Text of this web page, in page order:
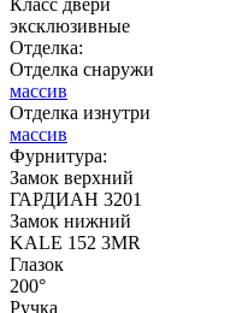
эксклюзивные
Отделка:
Отделка снаружи
массив
Отделка изнутри
массив
Фурнитура:
Замок верхний
ГАРДИАН 3201
Замок нижний
KALE 152 3MR
Глазок
200°
Ручка